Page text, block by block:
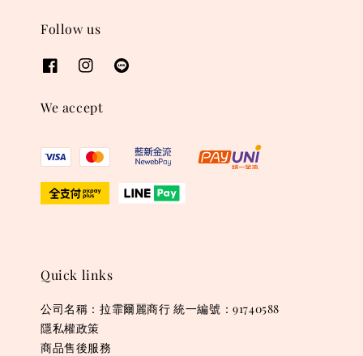
Follow us
We accept
Quick links
公司名稱：拉霏爾麗商行 統一編號：91740588
隱私權政策
商品售後服務